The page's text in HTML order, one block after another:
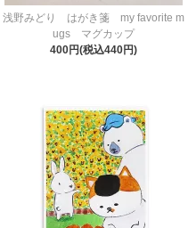
浅野みどり はがき箋 my favorite m
ugs マグカップ
400円(税込440円)